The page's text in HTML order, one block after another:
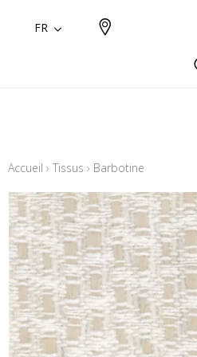
FR
Accueil › Tissus › Barbotine